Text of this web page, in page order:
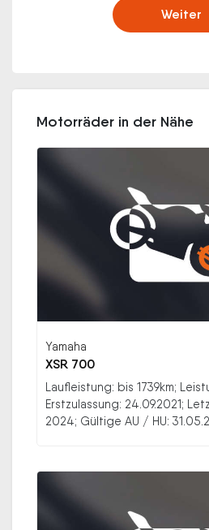
Weiter
Motorräder in der Nähe
Yamaha
XSR 700
Laufleistung: bis 1739km;
Erstzulassung: 24.09.2021;
2024; Gültige AU / HU: